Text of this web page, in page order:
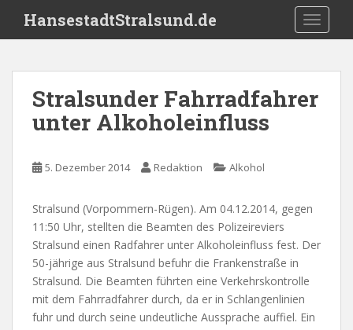
i
HansestadtStralsund.de
Stralsunder Fahrradfahrer
unter Alkoholeinfluss
5. Dezember 2014 Redaktion Alkohol
Stralsund (Vorpommern-Rügen). Am 04.12.2014, gegen
11:50 Uhr, stellten die Beamten des Polizeireviers
Stralsund einen Radfahrer unter Alkoholeinfluss fest. Der
50-jährige aus Stralsund befuhr die Frankenstraße in
Stralsund. Die Beamten führten eine Verkehrskontrolle
mit dem Fahrradfahrer durch, da er in Schlangenlinien
fuhr und durch seine undeutliche Aussprache auffiel. Ein